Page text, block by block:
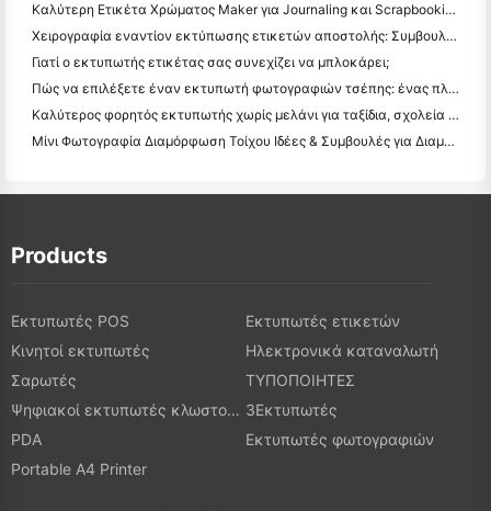
Καλύτερη Ετικέτα Χρώματος Maker για Journaling και Scrapbooking: Προσθέστε Περισσότερο Χρώμα σε Κάθε Σελίδα
Χειρογραφία εναντίον εκτύπωσης ετικετών αποστολής: Συμβουλές για τις μικρές επιχειρήσεις το 2026
Γιατί ο εκτυπωτής ετικέτας σας συνεχίζει να μπλοκάρει;
Πώς να επιλέξετε έναν εκτυπωτή φωτογραφιών τσέπης: ένας πλήρης οδηγός για τους χρήστες ημερολογίου, ταξιδιών και iPhone
Καλύτερος φορητός εκτυπωτής χωρίς μελάνι για ταξίδια, σχολεία και κινητή εργασία: Hanin MT620 Pro Review
Μίνι Φωτογραφία Διαμόρφωση Τοίχου Ιδέες & Συμβουλές για Διαμόρφωση Υπνοδωματίου και Κοιτώνα
Products
Εκτυπωτές POS
Εκτυπωτές ετικετών
Κινητοί εκτυπωτές
Ηλεκτρονικά καταναλωτή
Σαρωτές
ΤΥΠΟΠΟΙΗΤΕΣ
Ψηφιακοί εκτυπωτές κλωστοϋφαντουργικών προϊόντων 3Εκτυπωτές
PDA
Εκτυπωτές φωτογραφιών
Portable A4 Printer